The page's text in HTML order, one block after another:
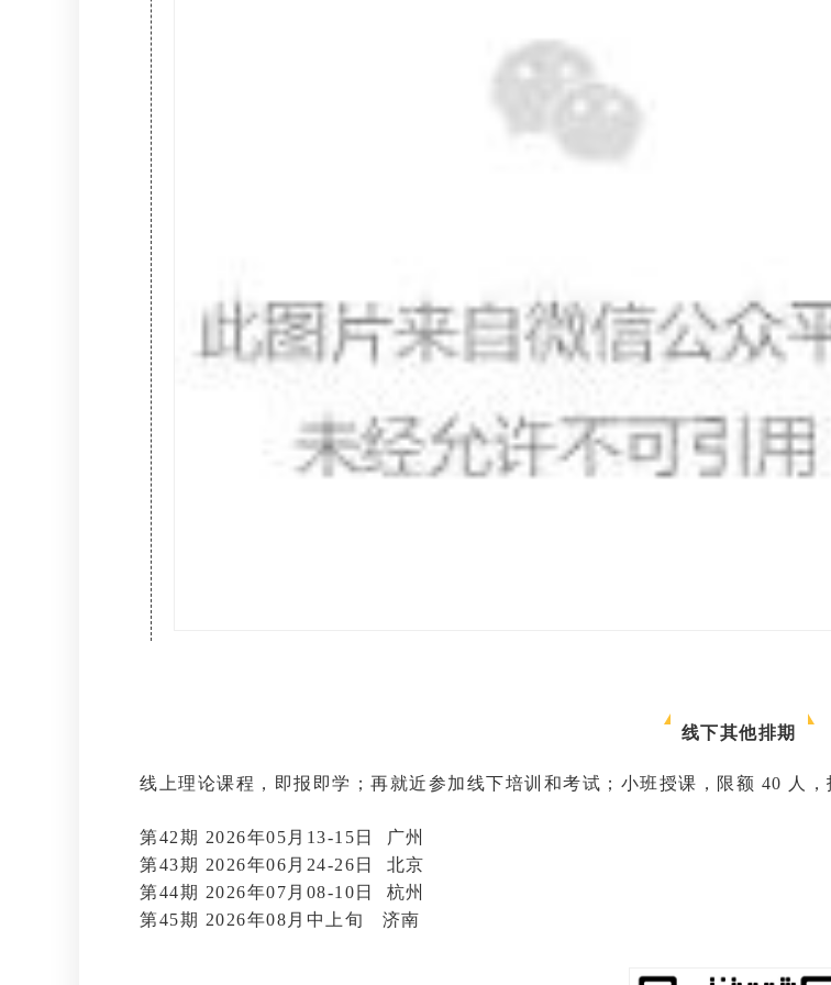
线下其他排期
线上理论课程，即报即学；再就近参加线下培训和考试；小班授课，限额 40 人，
第42期 2026年05月13-15日 广州
第43期 2026年06月24-26日 北京
第44期 2026年07月08-10日 杭州
第45期 2026年08月中上旬 济南